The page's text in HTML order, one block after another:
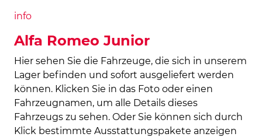
info
Alfa Romeo Junior
Hier sehen Sie die Fahrzeuge, die sich in unserem
Lager befinden und sofort ausgeliefert werden
können. Klicken Sie in das Foto oder einen
Fahrzeugnamen, um alle Details dieses
Fahrzeugs zu sehen. Oder Sie können sich durch
Klick bestimmte Ausstattungspakete anzeigen